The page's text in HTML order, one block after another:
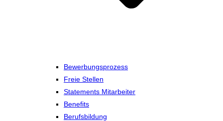
Bewerbungsprozess
Freie Stellen
Statements Mitarbeiter
Benefits
Berufsbildung